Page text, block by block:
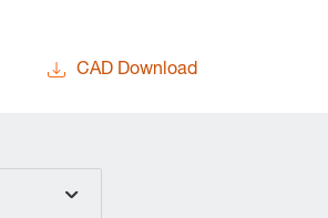
CAD Download